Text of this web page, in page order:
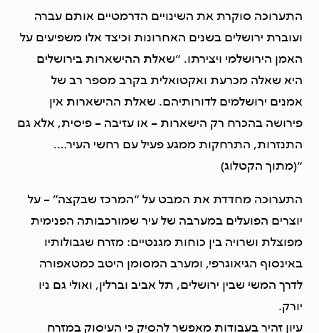
התערוכה סוקרת את השינויים הדרמטיים אותם עברה
ועוברת ירושלים בשנים האחרונות וכיצד אלו משפיעים על
האמן הירושלמי ויצירתו. “שאלת ההישארות בירושלים
היא שאלה מכרעת ואקטואלית בקרב מספר רב של
אמנים ירושלמים לדורותיהם. שאלת ההישארות אין
פירושה בהכרח רק הישארות – או עזיבה – פיסית, אלא גם
התנזרות, התרחקות ממגע פעיל עם רחשי העיר….
“(מתוך הקטלוג)
התערוכה מחדדת את המבט על “המרכז שבקצה” – על
יוצרים הפועלים במערבה של עיר שמורכבותה הפנימית
מפוצלת ושרויה בין כוחות מגנטיים: מזרח שגבולותיו
באינסוף הגיאוגרפי, ומערב המסומן היטב כמטאפורה
לדרך המשי שבין ירושלים, תל אביב וברלין, ואולי גם ניו
יורק.
עיון זהיר בעבודות מאפשר להסיק כי העיסוק במזרח